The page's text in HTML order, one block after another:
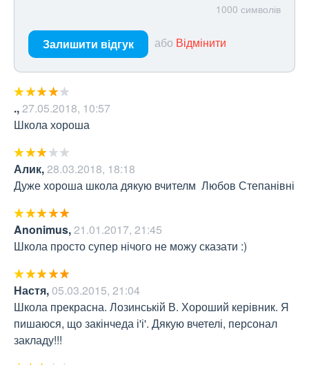
1000 символів
Залишити відгук або Відмінити
.,27.05.2018, 10:57
Школа хороша
Алик,28.03.2018, 18:18
Дуже хороша школа дякую вчителм  Любов Степанівні
Anonimus,21.01.2017, 21:45
Школа просто супер нічого не можу сказати :)
Настя,05.03.2015, 21:04
Школа прекрасна. Лозинській В. Хороший керівник. Я
пишаюся, що закінчеда і'і'. Дякую вчетелі, персонал
закладу!!!